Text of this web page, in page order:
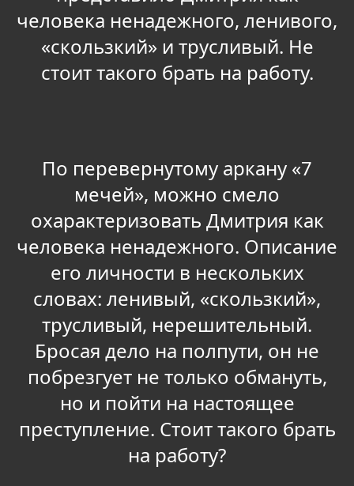
человека ненадежного, ленивого,
«скользкий» и трусливый. Не
стоит такого брать на работу.
По перевернутому аркану «7
мечей», можно смело
охарактеризовать Дмитрия как
человека ненадежного. Описание
его личности в нескольких
словах: ленивый, «скользкий»,
трусливый, нерешительный.
Бросая дело на полпути, он не
побрезгует не только обмануть,
но и пойти на настоящее
преступление. Стоит такого брать
на работу?